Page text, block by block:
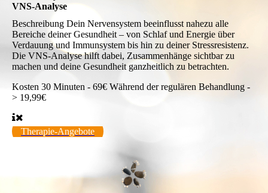
VNS-Analyse
Beschreibung Dein Nervensystem beeinflusst nahezu alle
Bereiche deiner Gesundheit – von Schlaf und Energie über
Verdauung und Immunsystem bis hin zu deiner Stressresistenz.
Die VNS-Analyse hilft dabei, Zusammenhänge sichtbar zu
machen und deine Gesundheit ganzheitlich zu betrachten.
Kosten 30 Minuten - 69€ Während der regulären Behandlung -
> 19,99€
Therapie-Angebote